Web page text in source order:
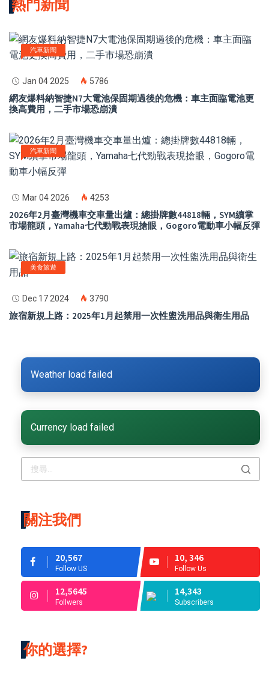
熱門新聞
汽車新聞
Jan 04 2025 5786
網友爆料納智捷N7大電池保固期過後的危機：車主面臨電池更
換高費用，二手市場恐崩潰
汽車新聞
Mar 04 2026 4253
2026年2月臺灣機車交車量出爐：總掛牌數44818輛，SYM續掌
市場龍頭，Yamaha七代勁戰表現搶眼，Gogoro電動車小幅反彈
美食旅遊
Dec 17 2024 3790
旅宿新規上路：2025年1月起禁用一次性盥洗用品與衛生用品
Weather load failed
Currency load failed
關注我們
20,567
Follow US
10, 346
Follow Us
12,5645
Follwers
14,343
Subscribers
你的選擇?